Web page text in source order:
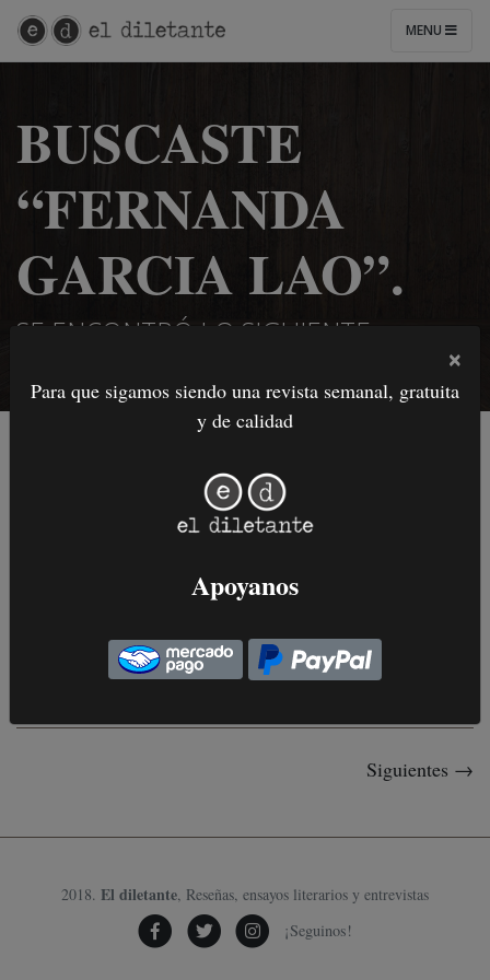
MENU
BUSCASTE
“FERNANDA
GARCIA LAO”.
SE ENCONTRÓ LO SIGUIENTE:
Capturados por la felicidad
17 de Diciembre, 2019
Siguientes →
2018. El diletante, Reseñas, ensayos literarios y entrevistas
¡Seguinos!
×
Para que sigamos siendo una revista semanal, gratuita
y de calidad
Apoyanos